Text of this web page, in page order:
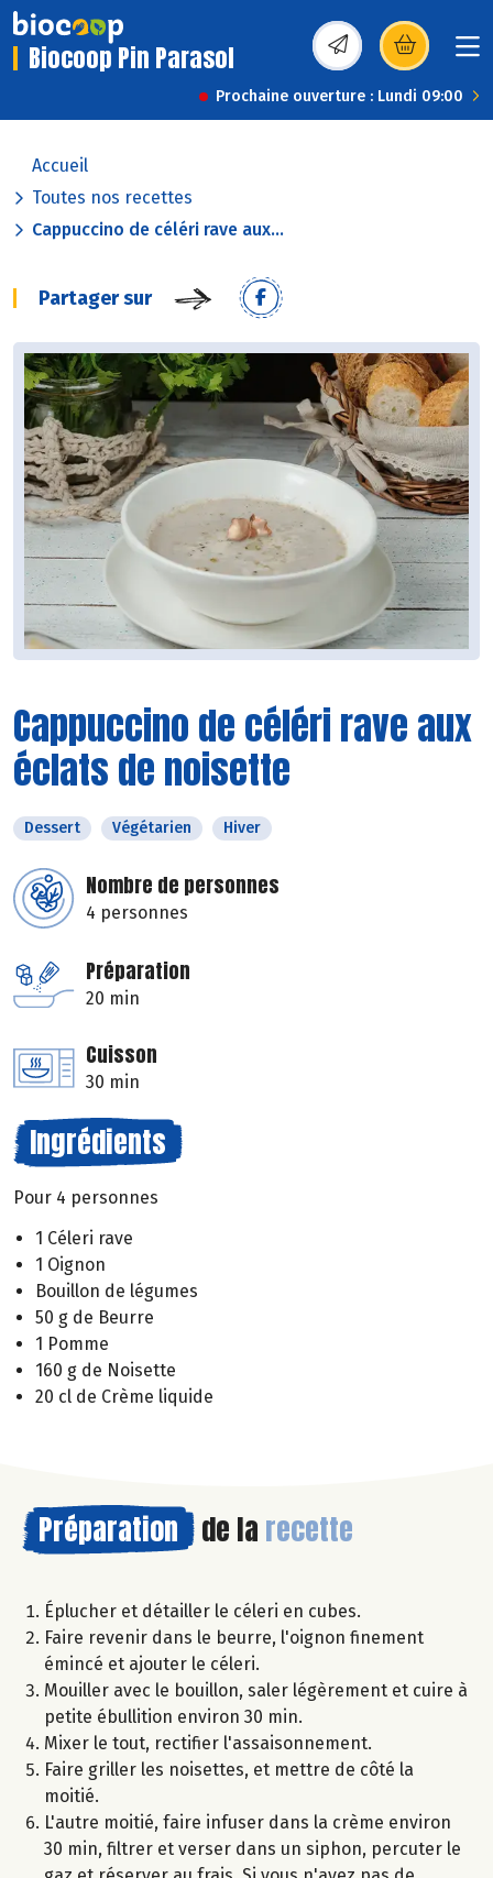
Biocoop Pin Parasol (s’ouvre dans une
Prochaine ouverture : Lundi 09:00
Accueil
Toutes nos recettes
Cappuccino de céléri rave aux...
Partager sur
Cappuccino de céléri rave aux
éclats de noisette
Dessert Végétarien Hiver
Nombre de personnes
4 personnes
Préparation
20 min
Cuisson
30 min
Ingrédients
Pour 4 personnes
1 Céleri rave
1 Oignon
Bouillon de légumes
50 g de Beurre
1 Pomme
160 g de Noisette
20 cl de Crème liquide
Préparation de la recette
Éplucher et détailler le céleri en cubes.
Faire revenir dans le beurre, l'oignon finement
émincé et ajouter le céleri.
Mouiller avec le bouillon, saler légèrement et cuire à
petite ébullition environ 30 min.
Mixer le tout, rectifier l'assaisonnement.
Faire griller les noisettes, et mettre de côté la
moitié.
L'autre moitié, faire infuser dans la crème environ
30 min, filtrer et verser dans un siphon, percuter le